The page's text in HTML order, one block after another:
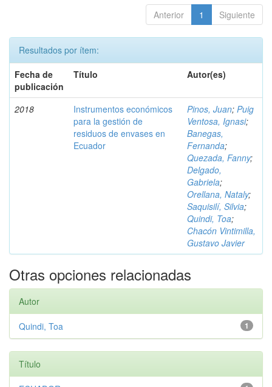
Anterior 1 Siguiente
Resultados por ítem:
Fecha de
publicación
Título Autor(es)
2018
Instrumentos económicos
para la gestión de
residuos de envases en
Ecuador
Pinos, Juan; Puig
Ventosa, Ignasi;
Banegas,
Fernanda;
Quezada, Fanny;
Delgado,
Gabriela;
Orellana, Nataly;
Saquisilí, Silvia;
Quindi, Toa;
Chacón Vintimilla,
Gustavo Javier
Otras opciones relacionadas
Autor
1
Quindi, Toa
Título